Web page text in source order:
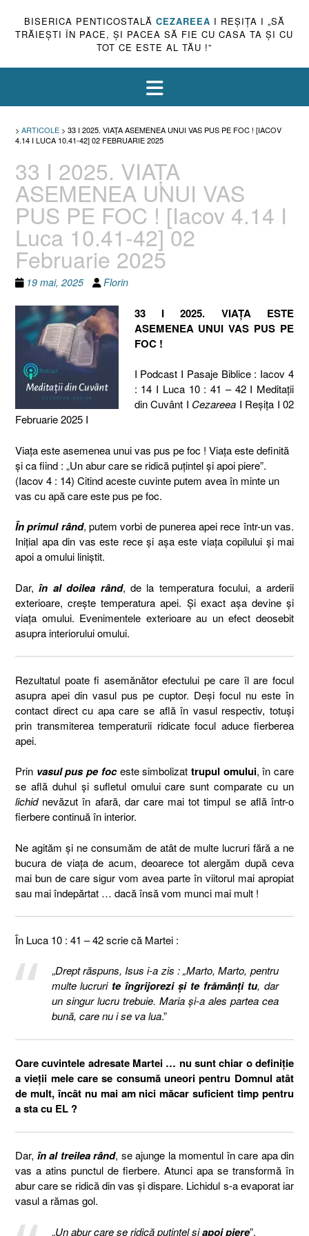
BISERICA PENTICOSTALĂ CEZAREEA I REŞIŢA I „SĂ
TRĂIEŞTI ÎN PACE, ŞI PACEA SĂ FIE CU CASA TA ŞI CU
TOT CE ESTE AL TĂU !”
> ARTICOLE > 33 I 2025. VIAȚA ASEMENEA UNUI VAS PUS PE FOC ! [IACOV
4.14 I LUCA 10.41-42] 02 FEBRUARIE 2025
33 I 2025. VIAȚA
ASEMENEA UNUI VAS
PUS PE FOC ! [Iacov 4.14 I
Luca 10.41-42] 02
Februarie 2025
19 mai, 2025 Florin
33 I 2025. VIAȚA ESTE
ASEMENEA UNUI VAS PUS PE
FOC !
I Podcast I Pasaje Biblice : Iacov 4
: 14 I Luca 10 : 41 – 42 I Meditaţii
din Cuvânt I Cezareea I Reşiţa I 02
Februarie 2025 I
Viața este asemenea unui vas pus pe foc ! Viața este definită
și ca fiind : „Un abur care se ridică puțintel și apoi piere”.
(Iacov 4 : 14) Citind aceste cuvinte putem avea în minte un
vas cu apă care este pus pe foc.
În primul rând, putem vorbi de punerea apei rece într-un vas.
Inițial apa din vas este rece și așa este viața copilului și mai
apoi a omului liniștit.
Dar,în al doilea rând, de la temperatura focului, a arderii
exterioare, crește temperatura apei. Și exact așa devine și
viața omului. Evenimentele exterioare au un efect deosebit
asupra interiorului omului.
Rezultatul poate fi asemănător efectului pe care îl are focul
asupra apei din vasul pus pe cuptor. Deși focul nu este în
contact direct cu apa care se află în vasul respectiv, totuși
prin transmiterea temperaturii ridicate focul aduce fierberea
apei.
Prin vasul pus pe foceste simbolizat trupul omului, în care
se află duhul și sufletul omului care sunt comparate cu un
lichidnevăzut în afară, dar care mai tot timpul se află într-o
fierbere continuă în interior.
Ne agităm și ne consumăm de atât de multe lucruri fără a ne
bucura de viața de acum, deoarece tot alergăm după ceva
mai bun de care sigur vom avea parte în viitorul mai apropiat
sau mai îndepărtat … dacă însă vom munci mai mult !
În Luca 10 : 41 – 42 scrie că Martei :
„Drept răspuns, Isus i-a zis : „Marto, Marto, pentru
multe lucruri te îngrijorezi şi te frămânţi tu, dar
un singur lucru trebuie. Maria şi-a ales partea cea
bună, care nu i se va lua.”
Oare cuvintele adresate Martei … nu sunt chiar o definiție
a vieții mele care se consumă uneori pentru Domnul atât
de mult, încât nu mai am nici măcar suficient timp pentru
a sta cu EL ?
Dar, în al treilea rând, se ajunge la momentul în care apa din
vas a atins punctul de fierbere. Atunci apa se transformă în
abur care se ridică din vas și dispare. Lichidul s-a evaporat iar
vasul a rămas gol.
„Un abur care se ridică puțintel șiapoi piere”.